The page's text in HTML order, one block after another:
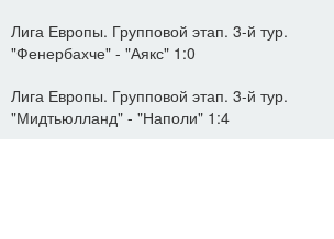
Лига Европы. Групповой этап. 3-й тур.
"Фенербахче" - "Аякс" 1:0
Лига Европы. Групповой этап. 3-й тур.
"Мидтьюлланд" - "Наполи" 1:4